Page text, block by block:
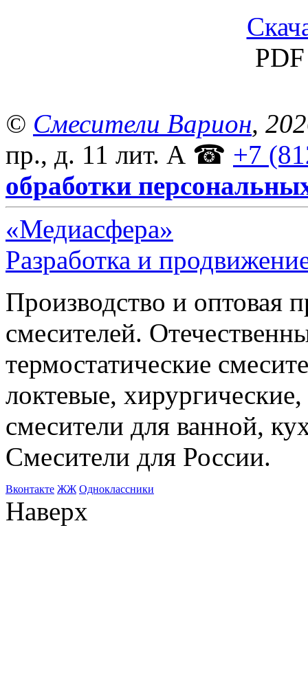
© Смесители Варион,
пр., д. 11 лит. А ☎ +7
обработки
«Медиасфера»
Разработка и
Производство и оптовая
смесителей.
термостатические
локтевые,
смесители для ванной,
Смесители для России.
Bконтакте ЖЖ Одноклассники
Наверх